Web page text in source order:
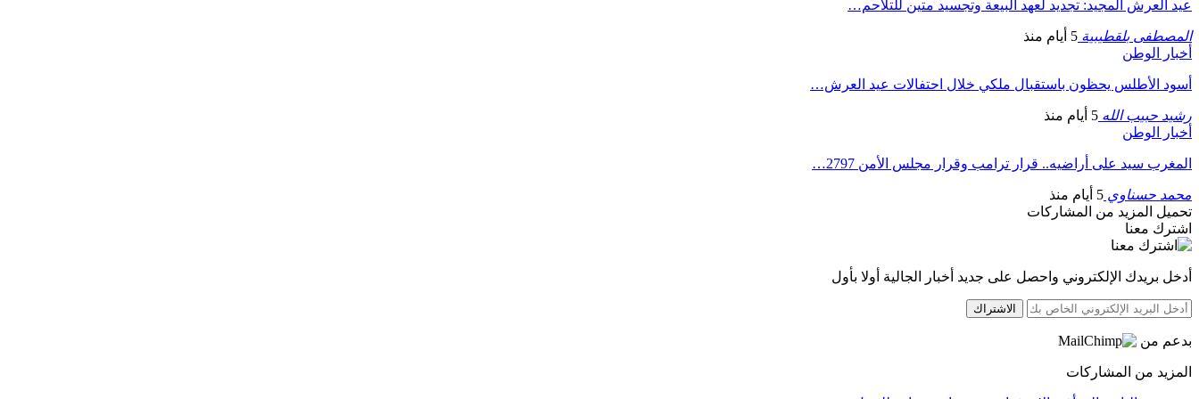
عيد العرش المجيد: تجديد لعهد البيعة وتجسيد متين للتلاحم…
المصطفى بلقطيبية 5 أيام منذ
أخبار الوطن
أسود الأطلس يحظون باستقبال ملكي خلال احتفالات عيد العرش…
رشيد حبيب الله 5 أيام منذ
أخبار الوطن
المغرب سيد على أراضيه.. قرار ترامب وقرار مجلس الأمن 2797…
محمد حسناوي 5 أيام منذ
تحميل المزيد من المشاركات
اشترك معنا
أدخل بريدك الإلكتروني واحصل على جديد أخبار الجالية أولا بأول
الاشتراك
بدعم من
المزيد من المشاركات